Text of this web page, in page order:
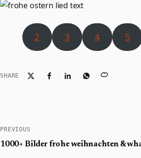
2 3 4 5
SHARE
PREVIOUS
1000+ Bilder frohe weihnachten​ &